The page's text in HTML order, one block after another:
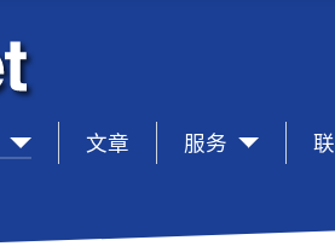
sep1文章 sep1服务